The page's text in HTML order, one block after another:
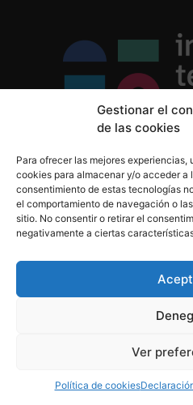
Gestionar el
de las cookies
Para ofrecer las mejores
cookies para almacenar y/o acceder a
consentimiento de estas tecnologías
el comportamiento de navegación o
sitio. No consentir o retirar el
negativamente a ciertas
Ver
Política de cookies
Política de
Aviso
910
derechos